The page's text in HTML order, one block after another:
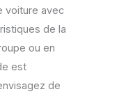
voiture avec
de la
ou en
est
de